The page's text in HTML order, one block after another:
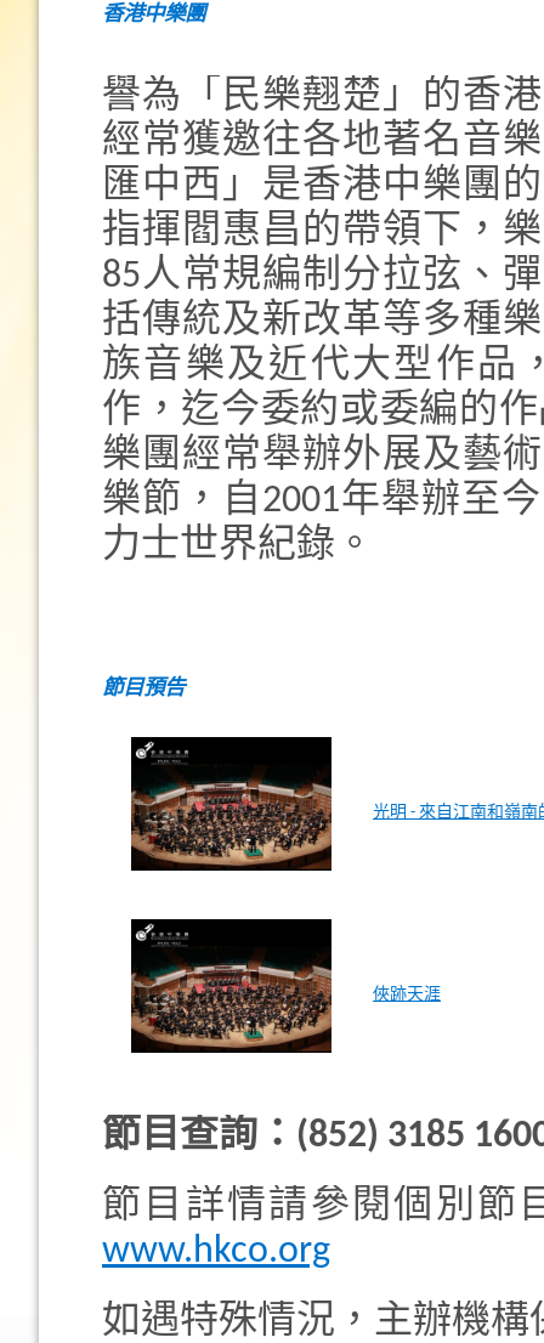
香港中樂團
譽為「民樂翹楚」的香
經常獲邀往各地著名音
匯中西」是香港中樂團
指揮閻惠昌的帶領下，
85人常規編制分拉弦、
括傳統及新改革等多種
族音樂及近代大型作品
作，迄今委約或委編的
樂團經常舉辦外展及藝
樂節，自2001年舉辦至
力士世界紀錄。
節目預告
光明 - 來自江南和嶺
俠跡天涯
節目查詢：(852) 3185
節目詳情請參閱個別節
www.hkco.org
如遇特殊情況，主辦機